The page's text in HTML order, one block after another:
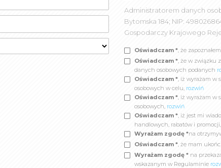
Administratorem danych
Bytomska 184; NIP:
Gospodarczy Krajowego
Oświadczam *, że
Oświadczam *, że w związku
danych osobowych podanych
Oświadczam *, iż wyrażam w
osobowych w celu, rozwiń
Oświadczam *, iż wyrażam w
osobowych, rozwiń
Oświadczam *, iż jest mi
handlowych, rabatów i promocji,
Wyrażam zgodę *na
Oświadczam *, że mam
Wyrażam zgodę * na
wskazanym w Regulaminie